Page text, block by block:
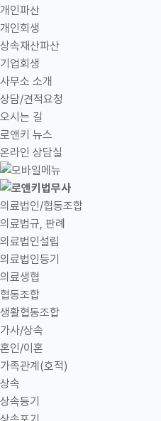
개인파산
개인회생
상속재산파산
기업회생
사무소 소개
상담/견적요청
오시는 길
로앤키 뉴스
온라인 상담실
의료법인/협동조합
의료법규, 판례
의료법인설립
의료법인등기
의료생협
협동조합
생활협동조합
가사/상속
혼인/이혼
가족관계(호적)
상속
상속등기